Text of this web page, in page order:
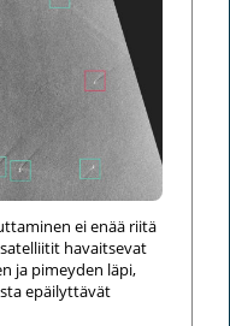
ei enää riitä
havaitsevat
ja pimeyden läpi,
epäilyttävät